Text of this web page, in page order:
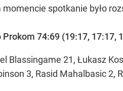
spotkanie było
74:69 (19:17, 17:17,
Blassingame 21, Łukasz
3, Rasid Mahalbasic 2,